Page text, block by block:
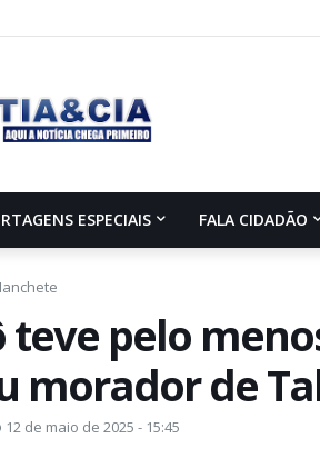
ESPECIAIS FALA CIDADÃO
pelo
morador de
12 de maio de 2025 - 15:45